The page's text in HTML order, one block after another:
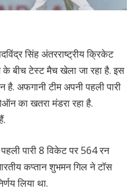
सिंह अंतरराष्ट्रीय क्रिकेट
बीच टेस्ट मैच खेला जा रहा है. इस
अफगानी टीम अपनी पहली पारी
का खतरा मंडरा रहा है.
पारी 8 विकेट पर 564 रन
कप्तान शुभमन गिल ने टॉस
लिया था.